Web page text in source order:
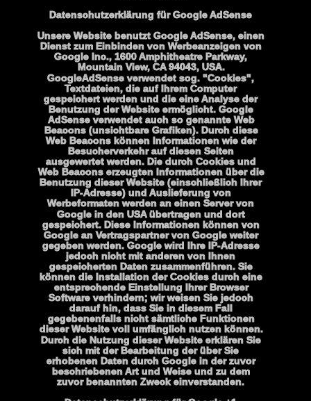
Datenschutzerklärung für Google AdSense
Unsere Website benutzt Google AdSense, einen
Dienst zum Einbinden von Werbeanzeigen von
Google Inc., 1600 Amphitheatre Parkway,
Mountain View, CA 94043, USA.
GoogleAdSense verwendet sog. "Cookies",
Textdateien, die auf Ihrem Computer
gespeichert werden und die eine Analyse der
Benutzung der Website ermöglicht. Google
AdSense verwendet auch so genannte Web
Beacons (unsichtbare Grafiken). Durch diese
Web Beacons können Informationen wie der
Besucherverkehr auf diesen Seiten
ausgewertet werden. Die durch Cookies und
Web Beacons erzeugten Informationen über die
Benutzung dieser Website (einschließlich Ihrer
IP-Adresse) und Auslieferung von
Werbeformaten werden an einen Server von
Google in den USA übertragen und dort
gespeichert. Diese Informationen können von
Google an Vertragspartner von Google weiter
gegeben werden. Google wird Ihre IP-Adresse
jedoch nicht mit anderen von Ihnen
gespeicherten Daten zusammenführen. Sie
können die Installation der Cookies durch eine
entsprechende Einstellung Ihrer Browser
Software verhindern; wir weisen Sie jedoch
darauf hin, dass Sie in diesem Fall
gegebenenfalls nicht sämtliche Funktionen
dieser Website voll umfänglich nutzen können.
Durch die Nutzung dieser Website erklären Sie
sich mit der Bearbeitung der über Sie
erhobenen Daten durch Google in der zuvor
beschriebenen Art und Weise und zu dem
zuvor benannten Zweck einverstanden.